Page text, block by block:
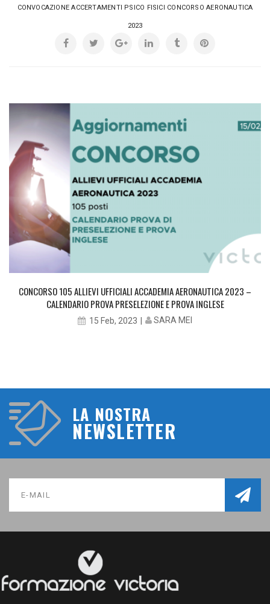
CONVOCAZIONE ACCERTAMENTI PSICO FISICI CONCORSO AERONAUTICA
2023
CONCORSO 105 ALLIEVI UFFICIALI ACCADEMIA AERONAUTICA 2023 –
CALENDARIO PROVA PRESELEZIONE E PROVA INGLESE
15 Feb, 2023 SARA MEI
LA NOSTRA
NEWSLETTER